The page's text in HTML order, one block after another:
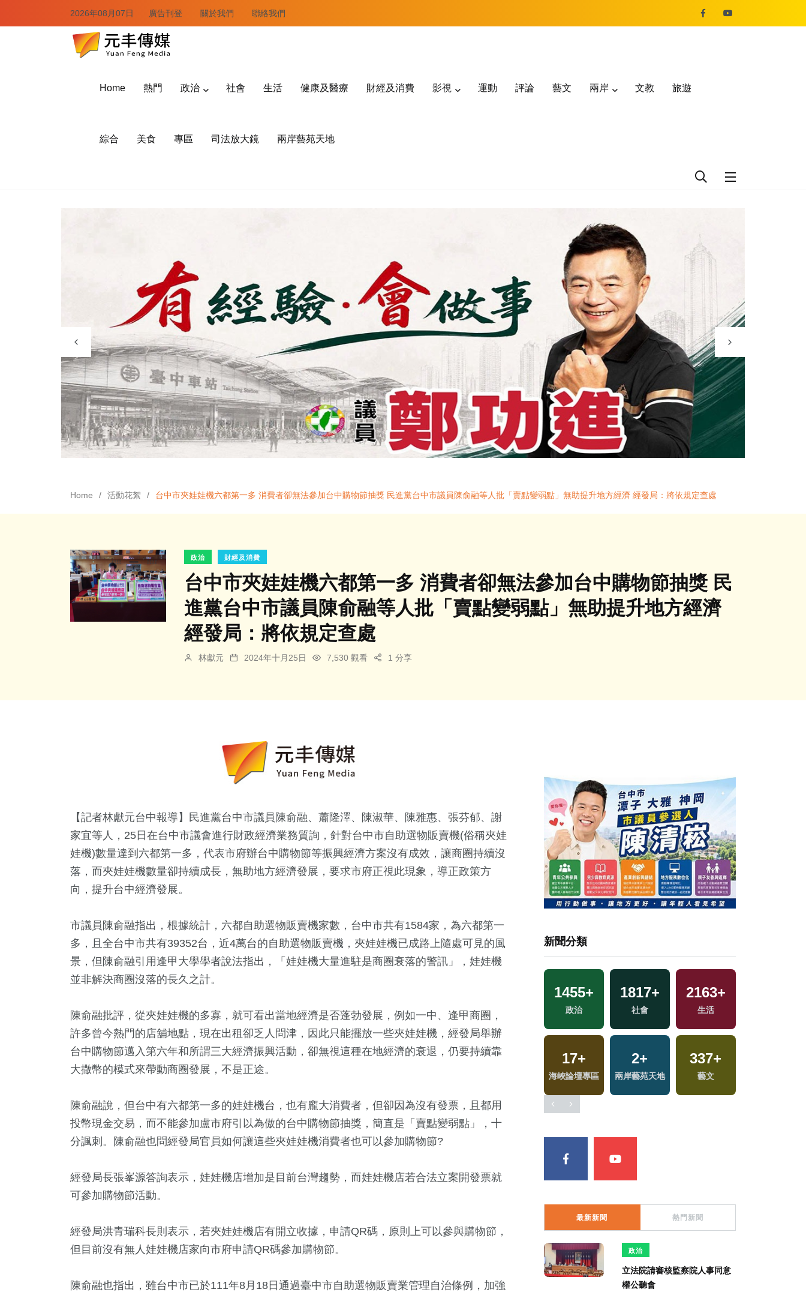
2026年08月07日 廣告刊登 關於我們 聯絡我們
Home 熱門 政治 社會 生活 健康及醫療 財經及消費 影視 運動 評論 藝文 兩岸 文教 旅遊
綜合 美食 專區 司法放大鏡 兩岸藝苑天地
Home 活動花絮 台中市夾娃娃機六都第一多 消費者卻無法參加台中購物節抽獎 民進黨台中市議員陳俞融等人批「賣點變弱點」無助提升地方經濟 經發局：將依規定查處
政治 財經及消費
台中市夾娃娃機六都第一多 消費者卻無法參加台中購物節抽獎 民
進黨台中市議員陳俞融等人批「賣點變弱點」無助提升地方經濟
經發局：將依規定查處
林獻元 2024年十月25日 7,530 觀看 1 分享
【記者林獻元台中報導】民進黨台中市議員陳俞融、蕭隆澤、陳淑華、陳雅惠、張芬郁、謝
家宜等人，25日在台中市議會進行財政經濟業務質詢，針對台中市自助選物販賣機(俗稱夾娃
娃機)數量達到六都第一多，代表市府辦台中購物節等振興經濟方案沒有成效，讓商圈持續沒
落，而夾娃娃機數量卻持續成長，無助地方經濟發展，要求市府正視此現象，導正政策方
向，提升台中經濟發展。
市議員陳俞融指出，根據統計，六都自助選物販賣機家數，台中市共有1584家，為六都第一
多，且全台中市共有39352台，近4萬台的自助選物販賣機，夾娃娃機已成路上隨處可見的風
景，但陳俞融引用逢甲大學學者說法指出，「娃娃機大量進駐是商圈衰落的警訊」，娃娃機
並非解決商圈沒落的長久之計。
陳俞融批評，從夾娃娃機的多寡，就可看出當地經濟是否蓬勃發展，例如一中、逢甲商圈，
許多曾今熱門的店舖地點，現在出租卻乏人問津，因此只能擺放一些夾娃娃機，經發局舉辦
台中購物節邁入第六年和所謂三大經濟振興活動，卻無視這種在地經濟的衰退，仍要持續靠
大撒幣的模式來帶動商圈發展，不是正途。
陳俞融說，但台中有六都第一多的娃娃機台，也有龐大消費者，但卻因為沒有發票，且都用
投幣現金交易，而不能參加盧市府引以為傲的台中購物節抽獎，簡直是「賣點變弱點」，十
分諷刺。陳俞融也問經發局官員如何讓這些夾娃娃機消費者也可以參加購物節?
經發局長張峯源答詢表示，娃娃機店增加是目前台灣趨勢，而娃娃機店若合法立案開發票就
可參加購物節活動。
經發局洪青瑞科長則表示，若夾娃娃機店有開立收據，申請QR碼，原則上可以參與購物節，
但目前沒有無人娃娃機店家向市府申請QR碼參加購物節。
陳俞融也指出，雖台中市已於111年8月18日通過臺中市自助選物販賣業管理自治條例，加強
新聞分類
2023金鐘獎 文教
+
財經及消費
459+
熱門
評論 運動 美食
流專區
2024總統大選
28+ 44+ 88
1455+
政治
1817+
社會
2163+
生活
17+
海峽論壇專區
2+
兩岸藝苑天地
337+
藝文
最新新聞 熱門新聞
政治
立法院請審核監察院人事同意
權公聽會